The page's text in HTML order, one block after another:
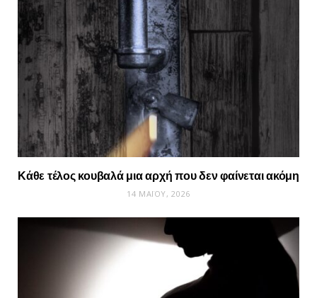
Κάθε τέλος κουβαλά μια αρχή που δεν φαίνεται ακόμη
14 ΜΑΪ́ΟΥ, 2026